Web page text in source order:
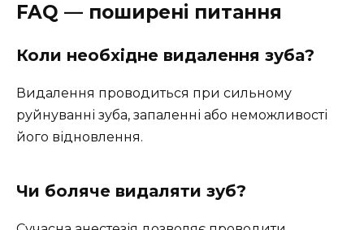
FAQ — поширені питання
Коли необхідне видалення зуба?
Видалення проводиться при сильному
руйнуванні зуба, запаленні або неможливості
його відновлення.
Чи боляче видаляти зуб?